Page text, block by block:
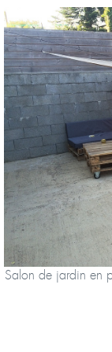
Salon de jardin en